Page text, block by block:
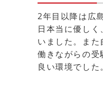
2年目以降は広
日本当に優し
いました。また
働きながらの受
良い環境でした。